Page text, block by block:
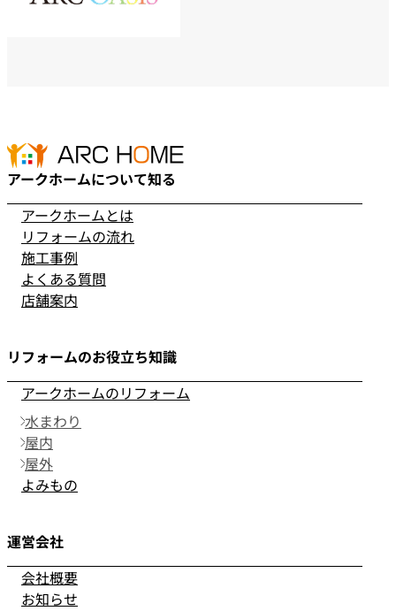
アークホームについて知る
アークホームとは
リフォームの流れ
施工事例
よくある質問
店舗案内
リフォームのお役立ち知識
アークホームのリフォーム
水まわり
屋内
屋外
よみもの
運営会社
会社概要
お知らせ